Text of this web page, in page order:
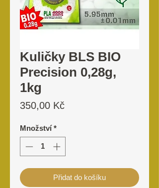
Kuličky BLS BIO
Precision 0,28g,
1kg
350,00 KčCena
Množství *
Přidat do košíku